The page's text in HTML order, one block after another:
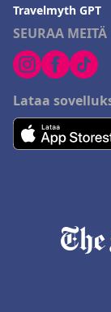
SEURAA MEITÄ
Lataa
Travelmyth GPT